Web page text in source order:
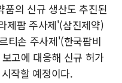
품의 신규 생산도 추진된
제팜 주사제'(삼진제약)
티손 주사제'(한국팜비
고에 대응해 신규 허가
작할 예정이다.